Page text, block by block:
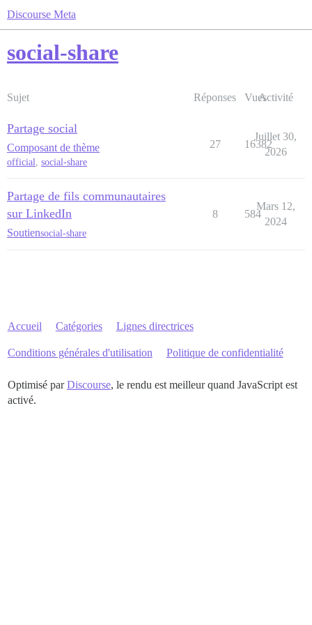
Discourse Meta
social-share
Sujet Réponses VuesActivité
Partage social
Composant de thème
official, social-share
27 16382
Juillet 30,
2026
Partage de fils communautaires
sur LinkedIn
Soutiensocial-share
8 584
Mars 12,
2024
Accueil Catégories Lignes directrices
Conditions générales d'utilisation Politique de confidentialité
Optimisé parDiscourse, le rendu est meilleur quand JavaScript est
activé.